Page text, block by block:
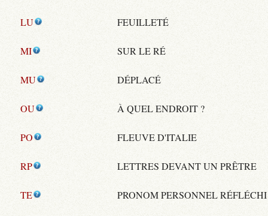
LU FEUILLETÉ
MI SUR LE RÉ
MU DÉPLACÉ
OU À QUEL ENDROIT ?
PO FLEUVE D'ITALIE
RP LETTRES DEVANT UN PRÊTRE
TE PRONOM PERSONNEL RÉFLÉCHI